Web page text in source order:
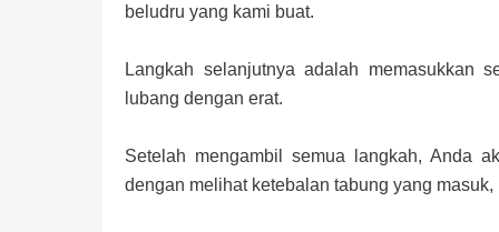
beludru yang kami buat.
Langkah selanjutnya adalah memasukkan
lubang dengan erat.
Setelah mengambil semua langkah, Anda
dengan melihat ketebalan tabung yang